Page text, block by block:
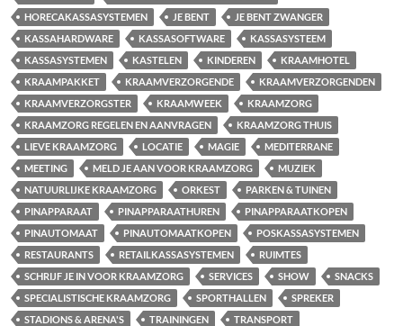
HORECAKASSASYSTEMEN
JE BENT
JE BENT ZWANGER
KASSAHARDWARE
KASSASOFTWARE
KASSASYSTEEM
KASSASYSTEMEN
KASTELEN KINDEREN
KRAAMHOTEL
KRAAMPAKKET
KRAAMVERZORGENDE
KRAAMVERZORGENDEN
KRAAMVERZORGSTER
KRAAMWEEK
KRAAMZORG
KRAAMZORG REGELEN EN AANVRAGEN
KRAAMZORG THUIS
LIEVE KRAAMZORG
LOCATIE MAGIE
MEDITERRANE
MEETING
MELD JE AAN VOOR KRAAMZORG
MUZIEK
NATUURLIJKE KRAAMZORG
ORKEST
PARKEN & TUINEN
PINAPPARAAT
PINAPPARAATHUREN
PINAPPARAATKOPEN
PINAUTOMAAT
PINAUTOMAATKOPEN
POSKASSASYSTEMEN
RESTAURANTS
RETAILKASSASYSTEMEN
RUIMTES
SCHRIJF JE IN VOOR KRAAMZORG
SERVICES SHOW
SNACKS
SPECIALISTISCHE KRAAMZORG
SPORTHALLEN
SPREKER
STADIONS & ARENA'S
TRAININGEN
TRANSPORT